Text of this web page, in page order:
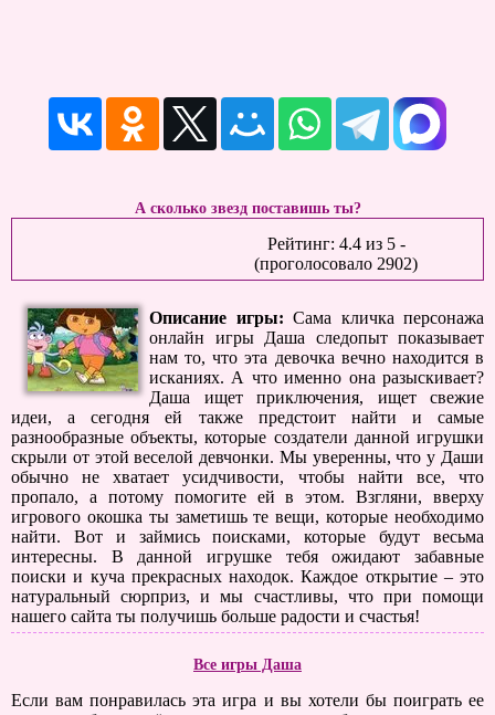
А сколько звезд поставишь ты?
Рейтинг: 4.4из 5-
(проголосовало 2902)
Описание игры: Сама кличка персонажа
онлайн игры Даша следопыт показывает
нам то, что эта девочка вечно находится в
исканиях. А что именно она разыскивает?
Даша ищет приключения, ищет свежие
идеи, а сегодня ей также предстоит найти и самые
разнообразные объекты, которые создатели данной игрушки
скрыли от этой веселой девчонки. Мы уверенны, что у Даши
обычно не хватает усидчивости, чтобы найти все, что
пропало, а потому помогите ей в этом. Взгляни, вверху
игрового окошка ты заметишь те вещи, которые необходимо
найти. Вот и займись поисками, которые будут весьма
интересны. В данной игрушке тебя ожидают забавные
поиски и куча прекрасных находок. Каждое открытие – это
натуральный сюрприз, и мы счастливы, что при помощи
нашего сайта ты получишь больше радости и счастья!
Все игры Даша
Если вам понравилась эта игра и вы хотели бы поиграть ее